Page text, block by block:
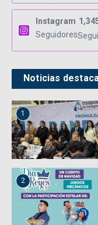
Instagram
Seguidores
Noticias
1
2